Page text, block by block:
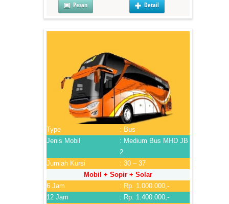
Pesan Detail
Type
: Bus
Jenis Mobil
: Medium Bus MHD JB
2
Jumlah Kursi
: 30 – 37
Mobil + Sopir + Solar
6 Jam
: Rp. 1.000.000,-
12 Jam
: Rp. 1.400.000,-